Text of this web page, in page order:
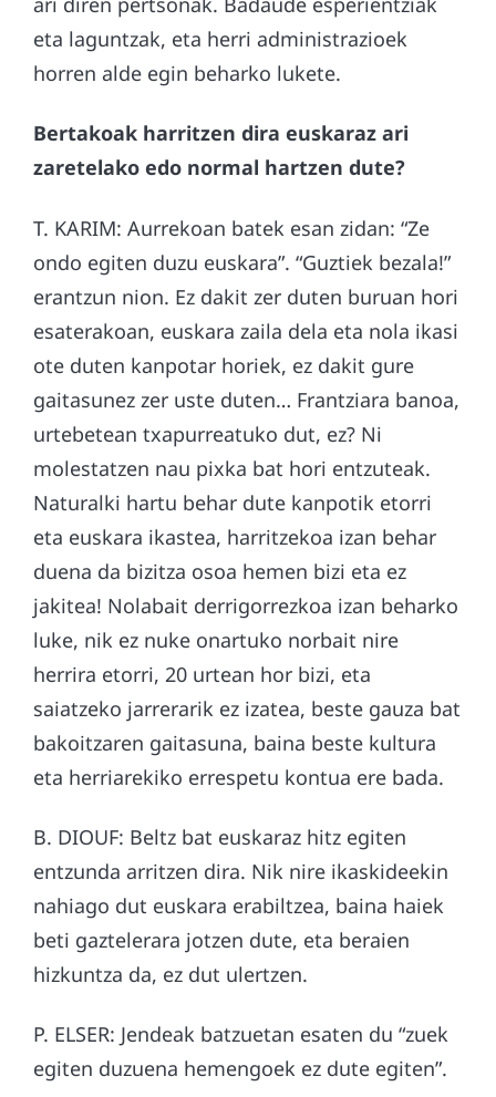
eta laguntzak, eta herri administrazioek
horren alde egin beharko lukete.
Bertakoak harritzen dira euskaraz ari
zaretelako edo normal hartzen dute?
T. KARIM: Aurrekoan batek esan zidan: “Ze
ondo egiten duzu euskara”. “Guztiek bezala!”
erantzun nion. Ez dakit zer duten buruan hori
esaterakoan, euskara zaila dela eta nola ikasi
ote duten kanpotar horiek, ez dakit gure
gaitasunez zer uste duten… Frantziara banoa,
urtebetean txapurreatuko dut, ez? Ni
molestatzen nau pixka bat hori entzuteak.
Naturalki hartu behar dute kanpotik etorri
eta euskara ikastea, harritzekoa izan behar
duena da bizitza osoa hemen bizi eta ez
jakitea! Nolabait derrigorrezkoa izan beharko
luke, nik ez nuke onartuko norbait nire
herrira etorri, 20 urtean hor bizi, eta
saiatzeko jarrerarik ez izatea, beste gauza bat
bakoitzaren gaitasuna, baina beste kultura
eta herriarekiko errespetu kontua ere bada.
B. DIOUF: Beltz bat euskaraz hitz egiten
entzunda arritzen dira. Nik nire ikaskideekin
nahiago dut euskara erabiltzea, baina haiek
beti gaztelerara jotzen dute, eta beraien
hizkuntza da, ez dut ulertzen.
P. ELSER: Jendeak batzuetan esaten du “zuek
egiten duzuena hemengoek ez dute egiten”.